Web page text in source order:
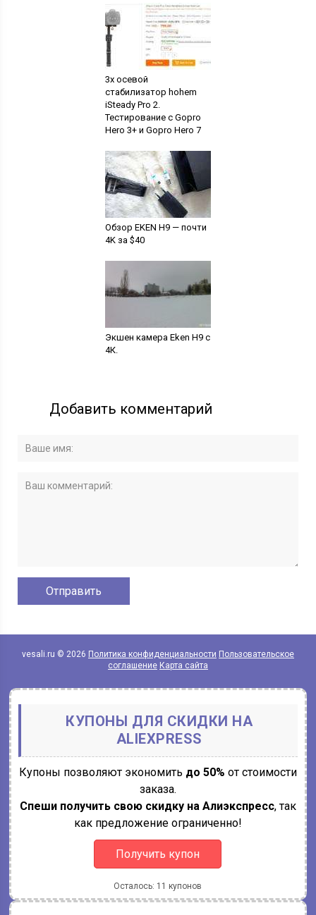
3х осевой
стабилизатор hohem
iSteady Pro 2.
Тестирование с Gopro
Hero 3+ и Gopro Hero 7
Обзор EKEN H9 — почти
4K за $40
Экшен камера Eken H9 с
4К.
Добавить комментарий
vesali.ru © 2026 Политика конфиденциальности Пользовательское
соглашение Карта сайта
КУПОНЫ ДЛЯ СКИДКИ НА
ALIEXPRESS
Купоны позволяют экономить до 50% от стоимости
заказа.
Спеши получить свою скидку на Алиэкспресс, так
как предложение ограниченно!
Получить купон
Осталось: 11 купонов